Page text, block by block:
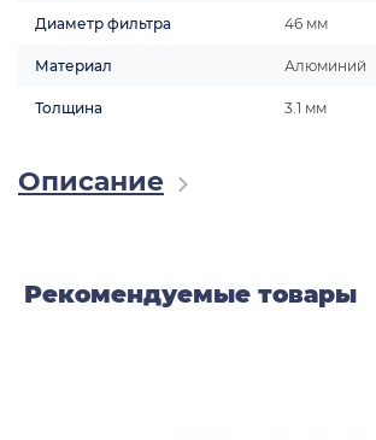
Диаметр фильтра 46 мм
Материал Алюминий
Толщина 3.1 мм
Описание
Рекомендуемые товары